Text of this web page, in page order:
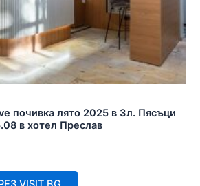
почивка лято 2025 в Зл. Пясъци
в хотел Преслав